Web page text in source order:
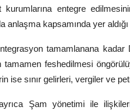
kurumlarına entegre
anlaşma kapsamında yer
tamamlanana
tamamen feshedilmesi
ise sınır gelirleri, vergiler ve
Şam yönetimi ile